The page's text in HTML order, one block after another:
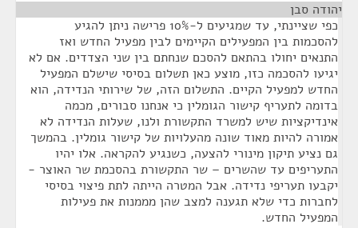
יהודה סבן
כפי שציינתי, עד שמגיעים ל-10% פרישה ניתן להגיע
להסכמות בין המפעילים הקיימים לבין מפעיל החדש ואז
התנאים יחולו בהתאם להסכם שנחתם בין שני הצדדים. אם לא
יגיעו להסכמה כזו, מוצע כאן תשלום בסיסי שישלם המפעיל
החדש למפעיל הקיים. התשלום הזה, של שירותי הנדידה, הוא
בדומה לתעריף קישור הגומלין כי אנחנו סבורים, מכמה
אינדיקציות שיש למשרד התקשורת ולנו, שעלות הנדידה לא
אמורה להיות מאוד שונה מהעלויות של קישור גומלין. בהמשך
גם נציע תיקון מינורי להצעה, כשנגיע להקראה. אלו יהיו
התעריפים עד שהשרים – שר התקשורת בהסכמת שר האוצר -
יקבעו תעריפי נדידה. אבל המטרה הייתה לתת פיצוי בסיסי
לחברות כדי שלא תגענה למצב שהן מממנות את פעילות
המפעיל החדש.